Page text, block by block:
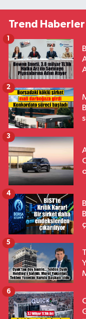
Trend Haberler
1
2
3
4
5
6